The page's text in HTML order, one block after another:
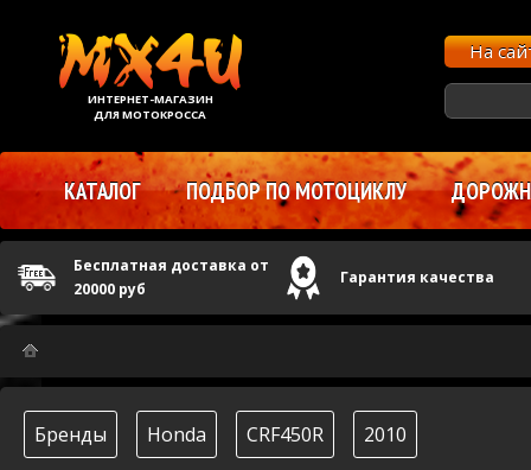
Бренды Honda CRF450R 2010
ИНТЕРНЕТ-МАГАЗИН
ДЛЯ МОТОКРОССА
На
КАТАЛОГ ПОДБОР ПО МОТОЦИКЛУ
Бесплатная доставка от
20000 руб
Гарантия качества